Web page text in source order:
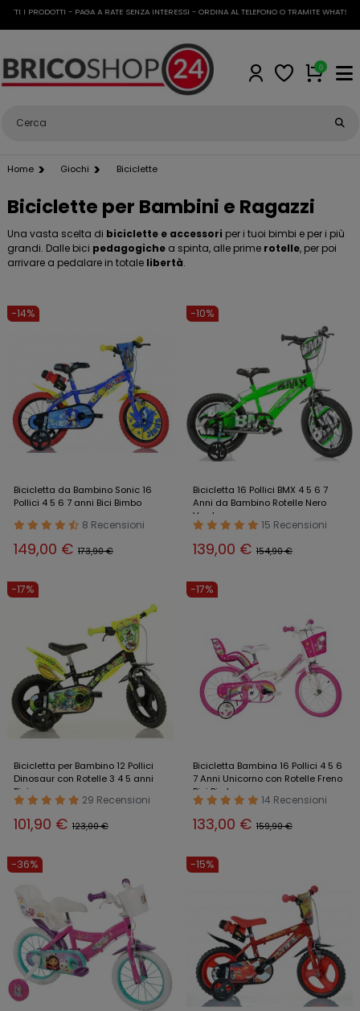
PRODOTTI - PAGA A RATE SENZA INTERESSI - ORDINA AL TELEFONO O TRAMITE WHATSAPP•
0
Home Giochi Biciclette
Biciclette per Bambini e Ragazzi
Una vasta scelta di biciclette e accessori per i tuoi bimbi e per i più
grandi. Dalle bici pedagogiche a spinta, alle prime rotelle, per poi
arrivare a pedalare in totale libertà.
-14%
Bicicletta da Bambino Sonic 16
Pollici 4 5 6 7 anni Bici Bimbo
8 Recensioni
149,00 € 173,90 €
-10%
Bicicletta 16 Pollici BMX 4 5 6 7
Anni da Bambino Rotelle Nero
Verde
15 Recensioni
139,00 € 154,90 €
-17%
Bicicletta per Bambino 12 Pollici
Dinosaur con Rotelle 3 4 5 anni
Bici
29 Recensioni
101,90 € 123,00 €
-17%
Bicicletta Bambina 16 Pollici 4 5 6
7 Anni Unicorno con Rotelle Freno
Bici Bimba
14 Recensioni
133,00 € 159,90 €
-36% -15%